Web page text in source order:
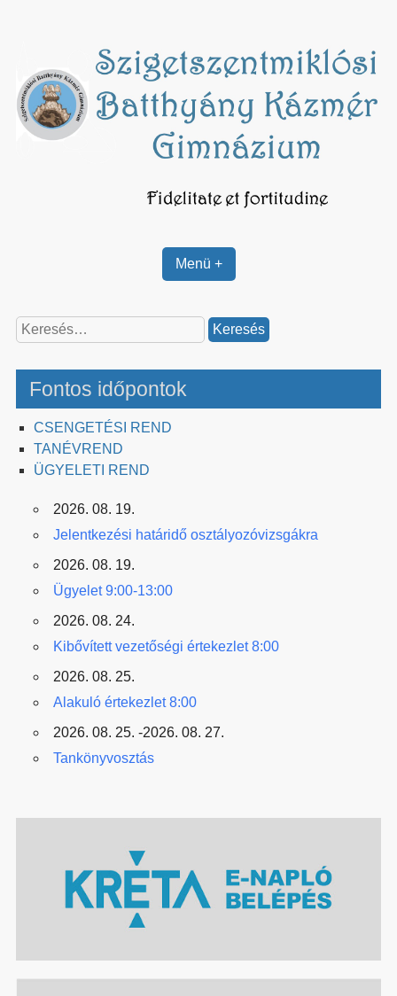
Menü +
Keresés:
Fontos időpontok
CSENGETÉSI REND
TANÉVREND
ÜGYELETI REND
2026. 08. 19.
Jelentkezési határidő osztályozóvizsgákra
2026. 08. 19.
Ügyelet 9:00-13:00
2026. 08. 24.
Kibővített vezetőségi értekezlet 8:00
2026. 08. 25.
Alakuló értekezlet 8:00
2026. 08. 25. -2026. 08. 27.
Tankönyvosztás